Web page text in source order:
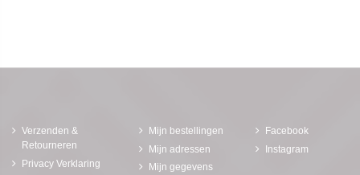
Verzenden &
Retourneren
Privacy Verklaring
Mijn bestellingen
Mijn adressen
Mijn gegevens
Facebook
Instagram